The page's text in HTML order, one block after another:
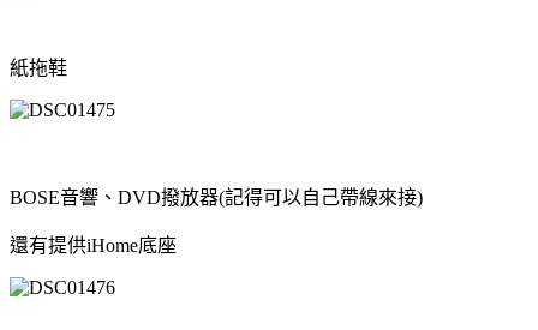
紙拖鞋
BOSE音響、DVD撥放器(記得可以自己帶線來接)
還有提供iHome底座